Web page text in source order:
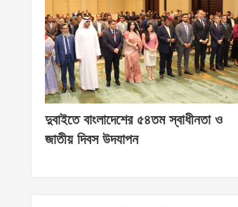
দুবাইতে বাংলাদেশের ৫৪তম স্বাধীনতা ও
জাতীয় দিবস উদযাপন